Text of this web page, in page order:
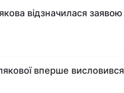
відзначилася заявою
вперше висловився